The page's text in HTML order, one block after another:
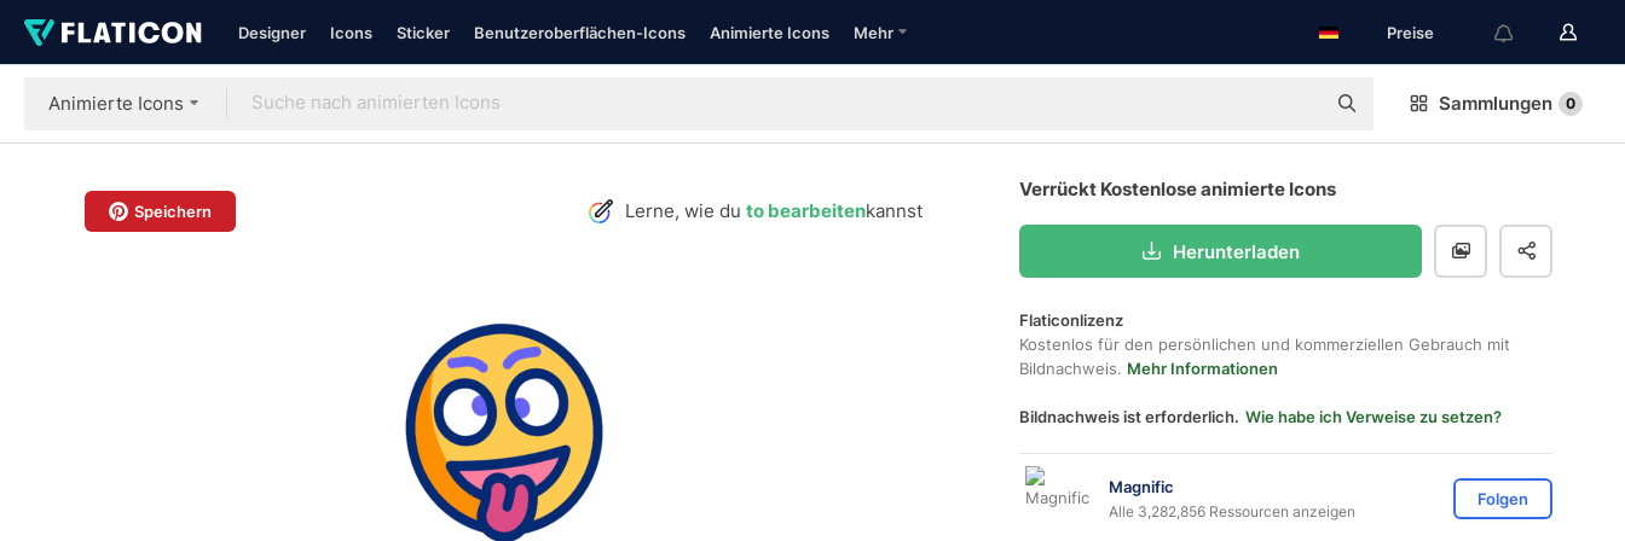
Designer Icons Sticker Benutzeroberflächen-Icons Animierte Icons Mehr Preise
Animierte Icons Sammlungen 0
Speichern Lerne, wie du to bearbeitenkannst
Verrückt Kostenlose animierte Icons
Herunterladen
Flaticonlizenz
Kostenlos für den persönlichen und kommerziellen Gebrauch mit
Bildnachweis. Mehr Informationen
Bildnachweis ist erforderlich. Wie habe ich Verweise zu setzen?
Magnific
Alle 3,282,856 Ressourcen anzeigen
Folgen